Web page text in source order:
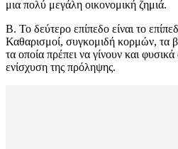
μια πολύ μεγάλη οικονομική ζημιά.
Β. Το δεύτερο επίπεδο είναι το
Καθαρισμοί, συγκομιδή κορμών, τα
τα οποία πρέπει να γίνουν και
ενίσχυση της πρόληψης.